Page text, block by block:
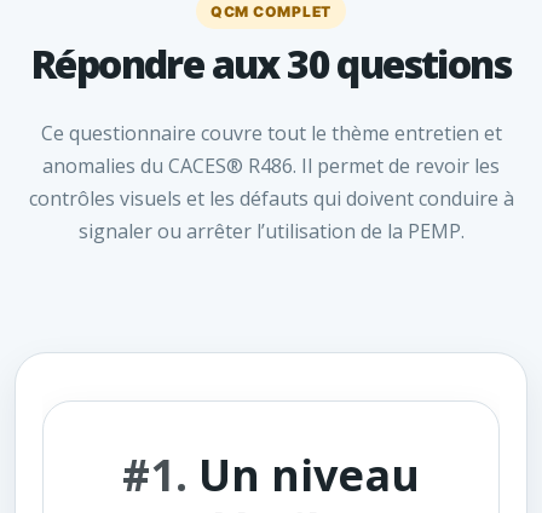
QCM COMPLET
Répondre aux 30 questions
Ce questionnaire couvre tout le thème entretien et
anomalies du CACES® R486. Il permet de revoir les
contrôles visuels et les défauts qui doivent conduire à
signaler ou arrêter l’utilisation de la PEMP.
#1. Un niveau